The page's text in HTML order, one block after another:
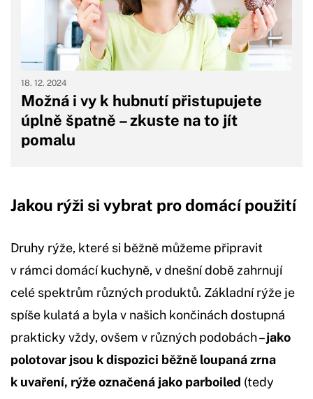
Možná i vy k hubnutí přistupujete
úplně špatně – zkuste na to jít
pomalu
18. 12. 2024
Jakou rýži si vybrat pro domácí použití
Druhy rýže, které si běžně můžeme připravit
v rámci domácí kuchyně, v dnešní době zahrnují
celé spektrům různých produktů. Základní rýže je
spíše kulatá a byla v našich končinách dostupná
prakticky vždy, ovšem v různých podobách –jako
polotovar jsou k dispozici běžně loupaná zrna
k uvaření, rýže označená jako parboiled (tedy